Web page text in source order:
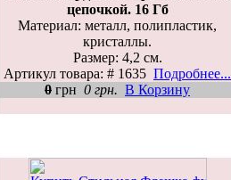
цепочкой. 16 Гб
Материал: металл, полипластик,
кристаллы.
Размер: 4,2 см.
Артикул товара: # 1635 Подробнее...
0 грн 0 грн. В Корзину